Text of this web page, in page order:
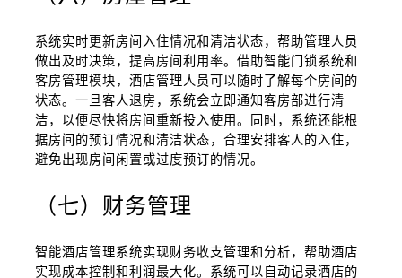
系统实时更新房间入住情况和清洁状态，帮助管理人员
做出及时决策，提高房间利用率。借助智能门锁系统和
客房管理模块，酒店管理人员可以随时了解每个房间的
状态。一旦客人退房，系统会立即通知客房部进行清
洁，以便尽快将房间重新投入使用。同时，系统还能根
据房间的预订情况和清洁状态，合理安排客人的入住，
避免出现房间闲置或过度预订的情况。
（七）财务管理
智能酒店管理系统实现财务收支管理和分析，帮助酒店
实现成本控制和利润最大化。系统可以自动记录酒店的